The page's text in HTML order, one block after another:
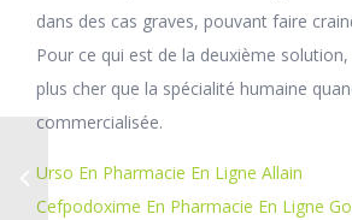
dans des cas graves, pouvant faire
Pour ce qui est de la deuxième solution,
plus cher que la spécialité humaine
commercialisée.
Urso En Pharmacie En Ligne Allain
Cefpodoxime En Pharmacie En Ligne